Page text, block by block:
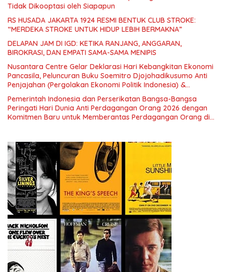
Tidak Dikooptasi oleh Siapapun
RS HUSADA JAKARTA 1924 RESMI BENTUK CLUB STROKE:
“MERDEKA STROKE UNTUK HIDUP LEBIH BERMAKNA”
DELAPAN JAM DI IGD: KETIKA RANJANG, ANGGARAN,
BIROKRASI, DAN EMPATI SAMA-SAMA MENIPIS
Nusantara Centre Gelar Deklarasi Hari Kebangkitan Ekonomi
Pancasila, Peluncuran Buku Soemitro Djojohadikusumo Anti
Penjajahan (Pergolakan Ekonomi Politik Indonesia) &
Simposium Nasional “Urgensi Undang-Undang Perekonomian
Nasional dan Kesejahteraan Sosial dalam Menata Bangsa
Menuju Indonesia Emas 2045”,
Pemerintah Indonesia dan Perserikatan Bangsa-Bangsa
Peringati Hari Dunia Anti Perdagangan Orang 2026 dengan
Komitmen Baru untuk Memberantas Perdagangan Orang di